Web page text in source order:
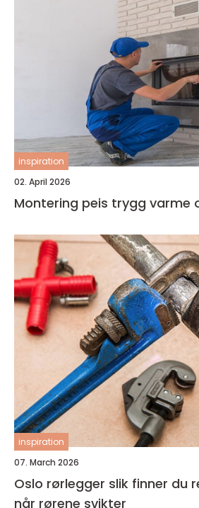
inspiration
02. April 2026
Montering peis
inspiration
07. March 2026
Oslo rørlegger slik finner du rett fagperson
når rørene svikter